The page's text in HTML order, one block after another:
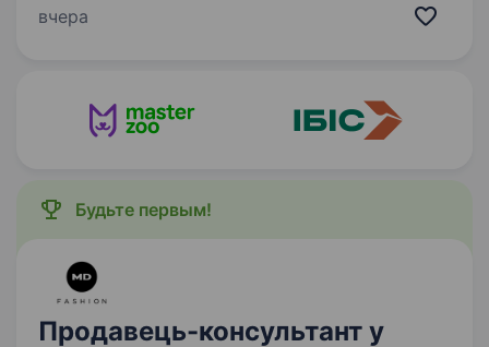
брендами; Для кого робота з людьми
вчера
Будьте первым!
Продавець-консультант у